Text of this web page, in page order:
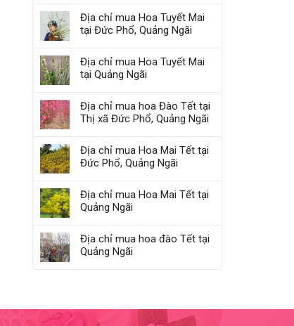
Địa chỉ mua Hoa Tuyết Mai
tại Đức Phổ, Quảng Ngãi
Địa chỉ mua Hoa Tuyết Mai
tại Quảng Ngãi
Địa chỉ mua hoa Đào Tết tại
Thị xã Đức Phổ, Quảng Ngãi
Địa chỉ mua Hoa Mai Tết tại
Đức Phổ, Quảng Ngãi
Địa chỉ mua Hoa Mai Tết tại
Quảng Ngãi
Địa chỉ mua hoa đào Tết tại
Quảng Ngãi